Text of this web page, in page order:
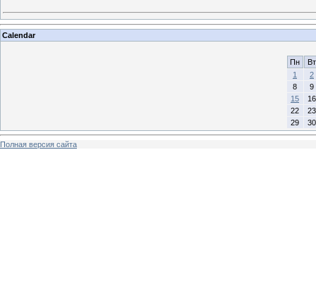
Calendar
Пн
Вт
1
2
8
9
15
16
22
23
29
30
Полная версия сайта